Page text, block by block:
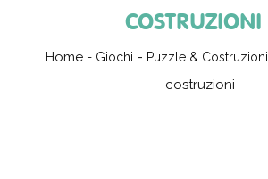
COSTRUZIONI
Home - Giochi Puzzle & Costruzioni
costruzioni